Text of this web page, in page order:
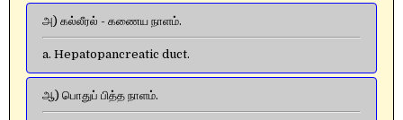
அ) கல்லீரல் - கணைய நாளம்.
a. Hepatopancreatic duct.
ஆ) பொதுப் பித்த நாளம்.